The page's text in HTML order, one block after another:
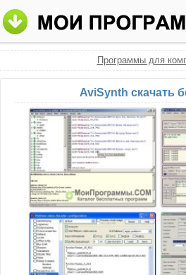
Программы для
AviSynth скачать